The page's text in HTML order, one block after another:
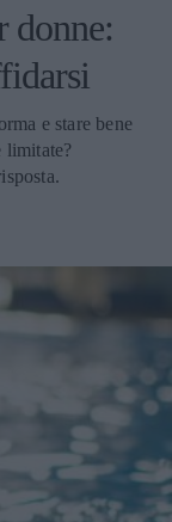
donne:
e stare bene
limitate?